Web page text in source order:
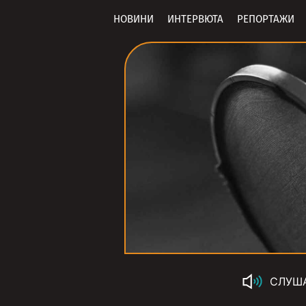
НОВИНИ ИНТЕРВЮТА РЕПОРТАЖИ